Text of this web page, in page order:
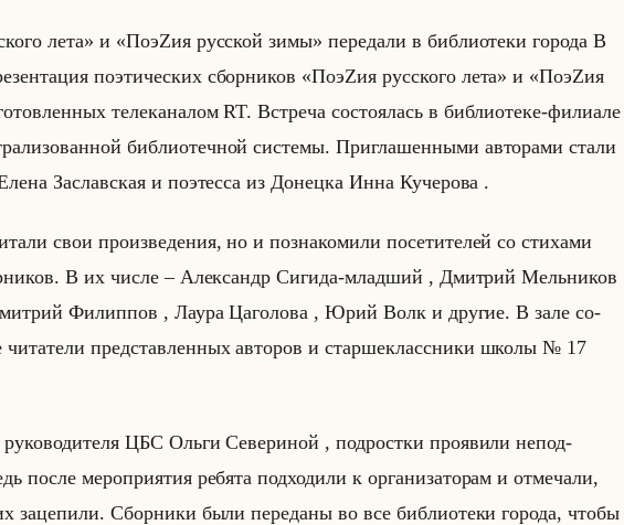
лета» и «ПоэZия русской зимы» пе­ре­да­ли в биб­лио­те­ки го­ро­да В
по­эти­че­ских сбор­ни­ков «ПоэZия русского лета» и «ПоэZия
те­ле­ка­на­лом RT. Встре­ча со­сто­ялась в биб­лио­те­ке-фи­ли­але
биб­лио­теч­ной си­сте­мы. При­гла­шен­ны­ми ав­то­ра­ми стали
За­слав­ская и по­этес­са из До­нец­ка Инна Ку­че­ро­ва .
свои про­из­ве­де­ния, но и по­зна­ко­ми­ли по­се­ти­те­лей со сти­ха­ми
В их числе – Алек­сандр Си­ги­да-млад­ший , Дмит­рий Мельни­ков
Фи­лип­пов , Лаура Ца­го­ло­ва , Юрий Волк и дру­гие. В зале со­
чи­та­те­ли пред­став­лен­ных ав­то­ров и стар­ше­класс­ни­ки школы № 17
ЦБС Ольги Се­ве­ри­ной , под­рост­ки про­яви­ли непод­
после ме­ро­при­ятия ре­бя­та под­хо­ди­ли к ор­га­ни­за­то­рам и от­ме­ча­ли,
за­це­пи­ли. Сбор­ни­ки были пе­ре­да­ны во все биб­лио­те­ки го­ро­да, чтобы